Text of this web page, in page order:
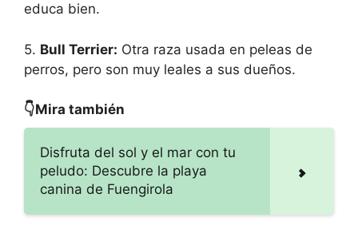
educa bien.
5. Bull Terrier: Otra raza usada en peleas de
perros, pero son muy leales a sus dueños.
👇Mira también
Disfruta del sol y el mar con tu
peludo: Descubre la playa
canina de Fuengirola